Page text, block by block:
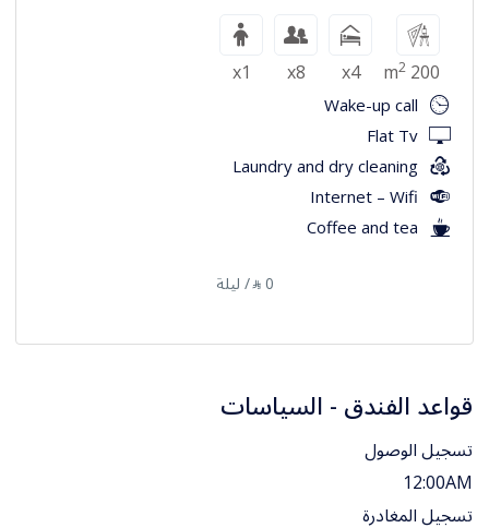
200 m
2
x4
x8
x1
Wake-up call
Flat Tv
Laundry and dry cleaning
Internet – Wifi
Coffee and tea
0
⃁/ ليلة
قواعد الفندق - السياسات
تسجيل الوصول
12:00AM
تسجيل المغادرة